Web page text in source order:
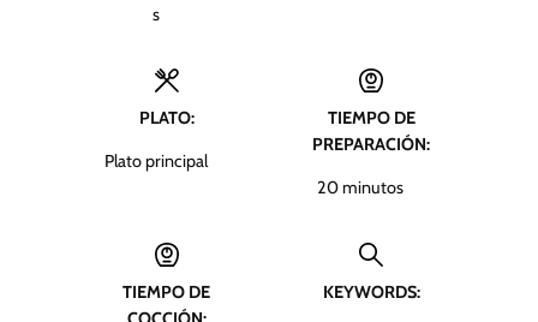
s
PLATO:
Plato principal
TIEMPO DE
PREPARACIÓN:
20m
t
minutos
TIEMPO DE
KEYWORDS: